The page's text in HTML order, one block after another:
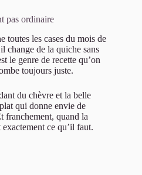
pas ordinaire
toutes les cases du mois de
change de la quiche sans
le genre de recette qu’on
toujours juste.
du chèvre et la belle
qui donne envie de
franchement, quand la
exactement ce qu’il faut.